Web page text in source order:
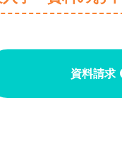
資料請求